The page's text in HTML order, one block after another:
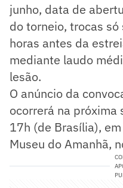
junho, data de
do torneio, trocas
horas antes da
mediante laudo
lesão.
O anúncio da
ocorrerá na próxima
17h (de Brasília),
Museu do Amanhã,